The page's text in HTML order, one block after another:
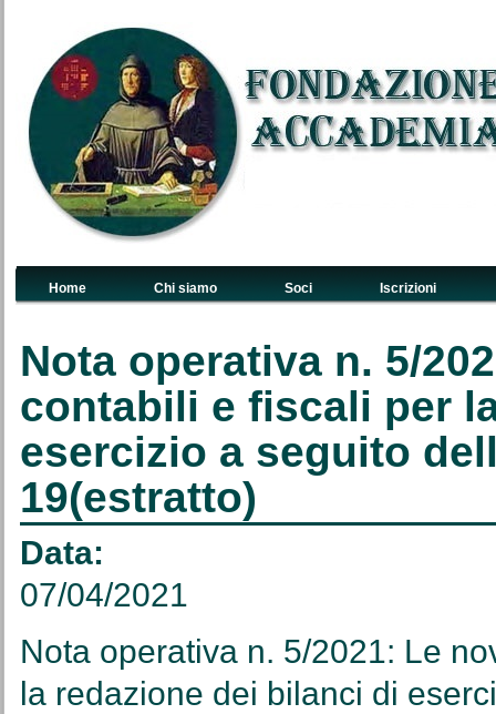
Links Primari
Home Chi siamo Soci Iscrizioni
Nota operativa n. 5/
contabili e fiscali per
esercizio a seguito
19(estratto)
Data:
07/04/2021
Nota operativa n. 5/2021: Le
la redazione dei bilanci di